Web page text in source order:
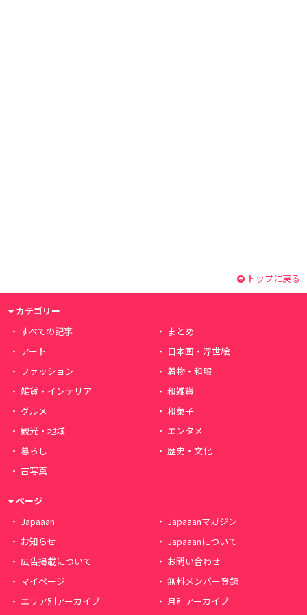
トップに戻る
カテゴリー
すべての記事
まとめ
アート
日本画・浮世絵
ファッション
着物・和服
雑貨・インテリア
和雑貨
グルメ
和菓子
観光・地域
エンタメ
暮らし
歴史・文化
古写真
ページ
Japaaan
Japaaanマガジン
お知らせ
Japaaanについて
広告掲載について
お問い合わせ
マイページ
無料メンバー登録
エリア別アーカイブ
月別アーカイブ